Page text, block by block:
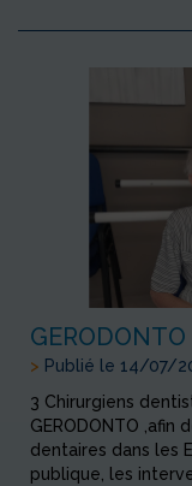
GERODONTO
> Publié le 14/07/
3 Chirurgiens
GERODONTO ,afin
dentaires dans les
publique, les